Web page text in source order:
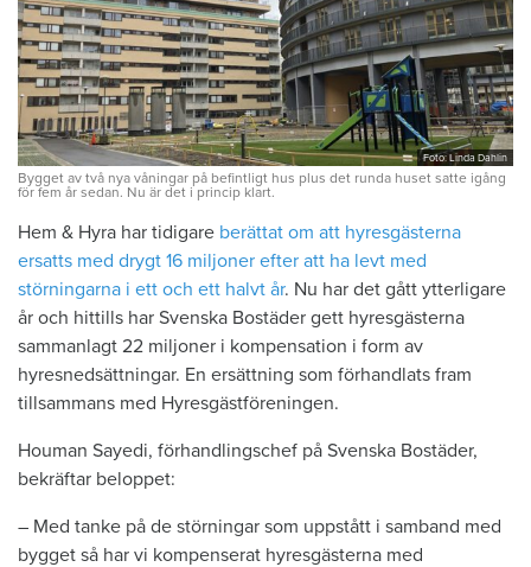
Foto: Linda Dahlin
Bygget av två nya våningar på befintligt hus plus det runda huset satte igång
för fem år sedan. Nu är det i princip klart.
Hem & Hyra har tidigare berättat om att hyresgästerna
ersatts med drygt 16 miljoner efter att ha levt med
störningarna i ett och ett halvt år. Nu har det gått ytterligare
år och hittills har Svenska Bostäder gett hyresgästerna
sammanlagt 22 miljoner i kompensation i form av
hyresnedsättningar. En ersättning som förhandlats fram
tillsammans med Hyresgästföreningen.
Houman Sayedi, förhandlingschef på Svenska Bostäder,
bekräftar beloppet:
– Med tanke på de störningar som uppstått i samband med
bygget så har vi kompenserat hyresgästerna med